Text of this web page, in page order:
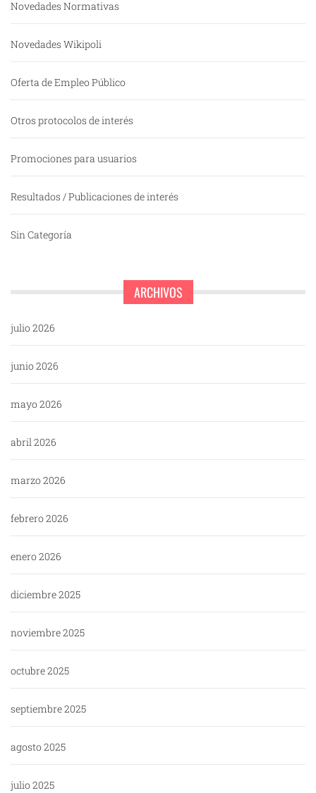
Novedades Normativas
Novedades Wikipoli
Oferta de Empleo Público
Otros protocolos de interés
Promociones para usuarios
Resultados / Publicaciones de interés
Sin Categoría
ARCHIVOS
julio 2026
junio 2026
mayo 2026
abril 2026
marzo 2026
febrero 2026
enero 2026
diciembre 2025
noviembre 2025
octubre 2025
septiembre 2025
agosto 2025
julio 2025